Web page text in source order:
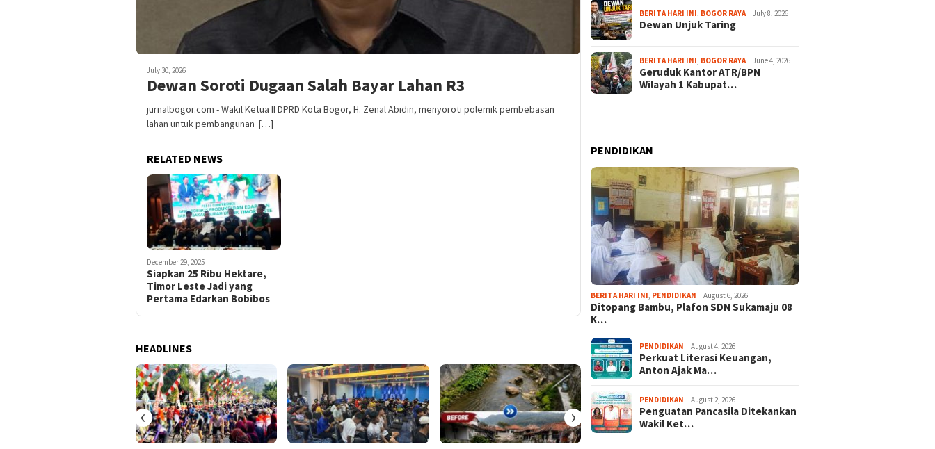
July 30, 2026
Dewan Soroti Dugaan Salah Bayar Lahan R3
jurnalbogor.com - Wakil Ketua II DPRD Kota Bogor, H. Zenal Abidin, menyoroti polemik pembebasan
lahan untuk pembangunan […]
RELATED NEWS
December 29, 2025
Siapkan 25 Ribu Hektare,
Timor Leste Jadi yang
Pertama Edarkan Bobibos
HEADLINES
‹ ›
BERITA HARI INI BOGOR RAYA July 8, 2026
Dewan Unjuk Taring
BERITA HARI INI BOGOR RAYA June 4, 2026
Geruduk Kantor ATR/BPN
Wilayah 1 Kabupat…
PENDIDIKAN
BERITA HARI INI PENDIDIKAN August 6, 2026
Ditopang Bambu, Plafon SDN Sukamaju 08
K…
PENDIDIKAN August 4, 2026
Perkuat Literasi Keuangan,
Anton Ajak Ma…
PENDIDIKAN August 2, 2026
Penguatan Pancasila Ditekankan
Wakil Ket…